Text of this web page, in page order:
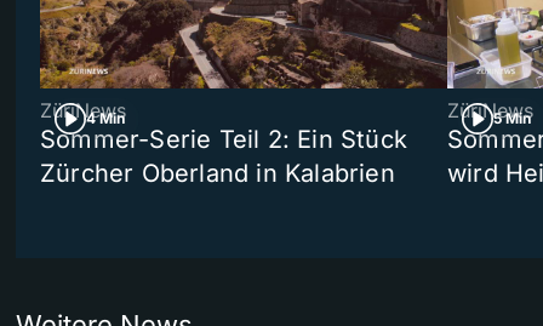
4 Min
ZüriNews
Sommer-Serie Teil 2: Ein Stück
Zürcher Oberland in Kalabrien
5 Min
ZüriNews
wird